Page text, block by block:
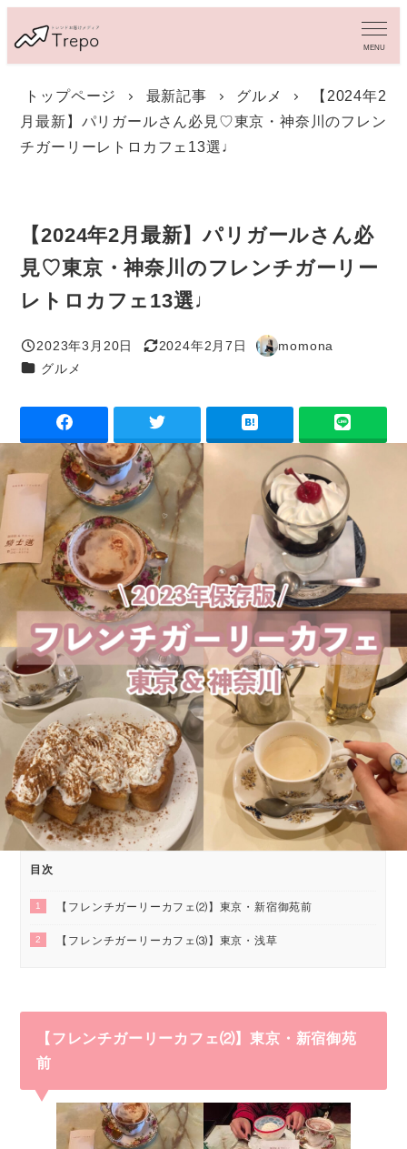
イ
MENU
トップページ 最新記事 グルメ
【2024年2
月最新】パリガールさん必見♡東京・神奈川のフレン
チガーリーレトロカフェ13選♩
【2024年2月最新】パリガールさん必
見♡東京・神奈川のフレンチガーリー
レトロカフェ13選♩
投稿日
2023年3月20日
更新日
2024年2月7日
著
momona
カテゴリー
グルメ
目次
1 【フレンチガーリーカフェ⑵】東京・新宿御苑前
2 【フレンチガーリーカフェ⑶】東京・浅草
【フレンチガーリーカフェ⑵】東京・新宿御苑
前